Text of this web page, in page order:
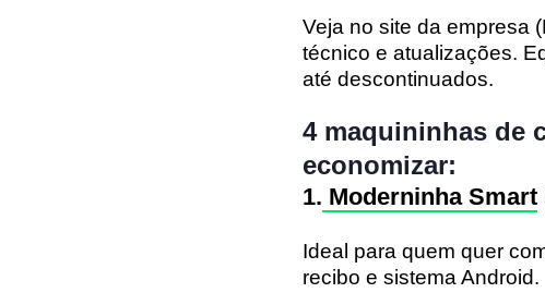
Veja no site da empresa
técnico e atualizações.
até descontinuados.
4 maquininhas de
economizar:
1. Moderninha Smart
Ideal para quem quer
recibo e sistema Android.